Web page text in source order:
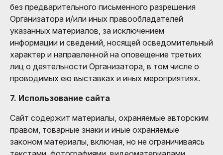
без предварительного письменного разрешения
Организатора и/или иных правообладателей
указанных материалов, за исключением
информации и сведений, носящей осведомительный
характер и направленной на оповещение третьих
лиц о деятельности Организатора, в том числе о
проводимых ею выставках и иных мероприятиях.
7. Использование сайта
Сайт содержит материалы, охраняемые авторским
правом, товарные знаки и иные охраняемые
законом материалы, включая, но не ограничиваясь